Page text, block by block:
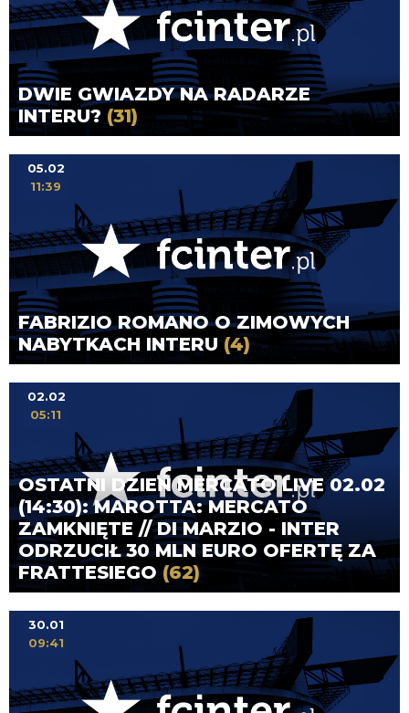
DWIE GWIAZDY NA RADARZE
INTERU? (31)
FABRIZIO ROMANO O ZIMOWYCH
NABYTKACH INTERU(4)
05.02
11:39
OSTATNI DZIEŃ MERCATO LIVE 02.02
(14:30): MAROTTA: MERCATO
ZAMKNIĘTE // DI MARZIO - INTER
ODRZUCIŁ 30 MLN EURO OFERTĘ ZA
FRATTESIEGO (62)
02.02
05:11
30.01
09:41